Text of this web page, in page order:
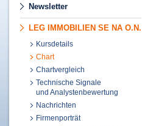
Newsletter
LEG IMMOBILIEN SE NA O.N.
Kursdetails
Chart
Chartvergleich
Technische Signale
und Analystenbewertung
Nachrichten
Firmenporträt